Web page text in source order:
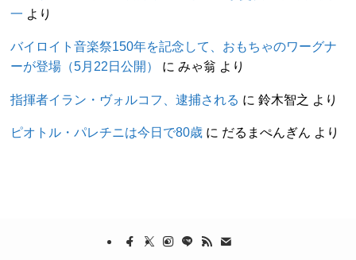
一 より
バイロイト音楽祭150年を記念して、おもちゃのワーグナ
ーが登場（5月22日公開）
にみゃ翁 より
指揮者イラン・ヴォルコフ、逮捕される に鈴木智之 より
ピオトル・パレチニは今日で80歳 に だるまぺんぎん より